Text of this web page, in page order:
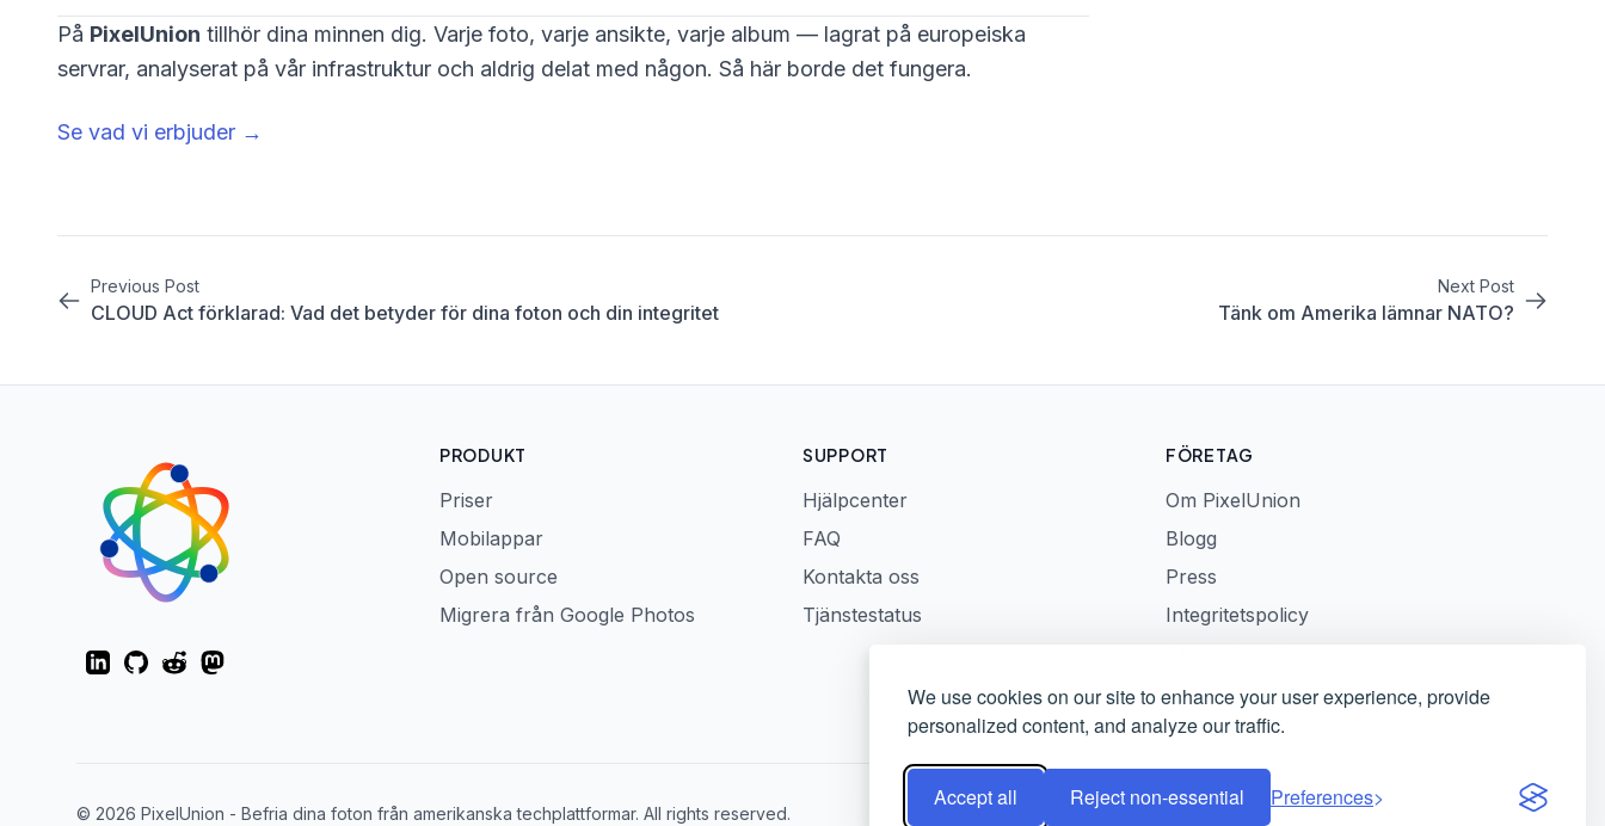
We use cookies on our site to enhance your user experience, provide
personalized content, and analyze our traffic.
Accept all Reject non-essential Preferences
På PixelUnion tillhör dina minnen dig. Varje foto, varje ansikte, varje album — lagrat på europeiska
servrar, analyserat på vår infrastruktur och aldrig delat med någon. Så här borde det fungera.
Se vad vi erbjuder →
Previous Post
CLOUD Act förklarad: Vad det betyder för dina foton och din integritet
Next Post
Tänk om Amerika lämnar NATO?
LinkedInGitHubRedditMastodon
PRODUKT
Priser
Mobilappar
Open source
Migrera från Google Photos
SUPPORT
Hjälpcenter
FAQ
Kontakta oss
Tjänstestatus
FÖRETAG
Om PixelUnion
Blogg
Press
Integritetspolicy
Ansvarig avslöjande
© 2026 PixelUnion - Befria dina foton från amerikanska techplattformar. All rights reserved.